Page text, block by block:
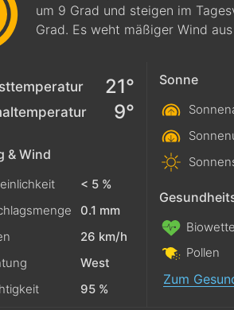
um 9 Grad und steigen im
Grad. Es weht mäßiger Wind
21°
9°
& Wind
< 5 %
0.1 mm
26 km/h
West
95 %
Sonne
Pollen
Zum